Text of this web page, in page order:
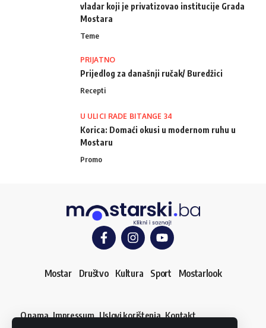
vladar koji je privatizovao institucije Grada
Mostara
Teme
PRIJATNO
Prijedlog za današnji ručak/ Buredžici
Recepti
U ULICI RADE BITANGE 34
Korica: Domaći okusi u modernom ruhu u
Mostaru
Promo
Mostar Društvo Kultura Sport Mostarlook
O nama Impressum Uslovi korištenja Kontakt